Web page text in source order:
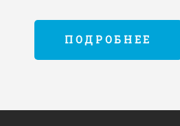
ПОДРОБНЕЕ